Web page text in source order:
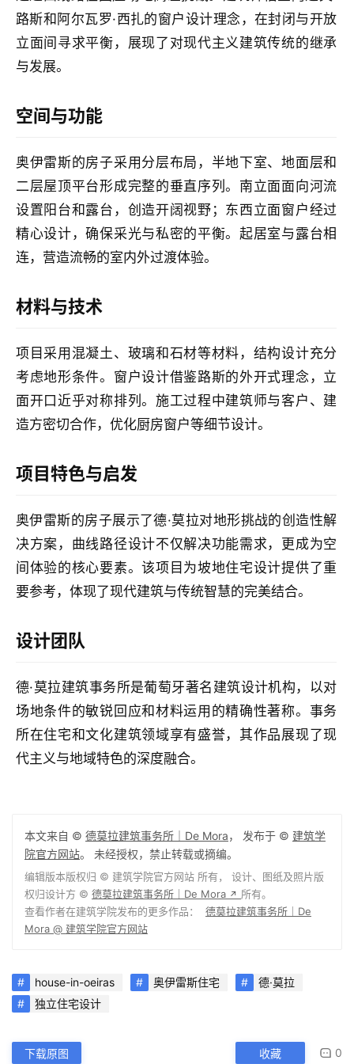
与
景
观
建
教
极
速
工
流
登录 注册
路斯和阿尔瓦罗·西扎的窗户设计理念，在封闭与开放
立面间寻求平衡，展现了对现代主义建筑传统的继承
与发展。
空间与功能
奥伊雷斯的房子采用分层布局，半地下室、地面层和
二层屋顶平台形成完整的垂直序列。南立面面向河流
设置阳台和露台，创造开阔视野；东西立面窗户经过
精心设计，确保采光与私密的平衡。起居室与露台相
连，营造流畅的室内外过渡体验。
材料与技术
项目采用混凝土、玻璃和石材等材料，结构设计充分
考虑地形条件。窗户设计借鉴路斯的外开式理念，立
面开口近乎对称排列。施工过程中建筑师与客户、建
造方密切合作，优化厨房窗户等细节设计。
项目特色与启发
奥伊雷斯的房子展示了德·莫拉对地形挑战的创造性解
决方案，曲线路径设计不仅解决功能需求，更成为空
间体验的核心要素。该项目为坡地住宅设计提供了重
要参考，体现了现代建筑与传统智慧的完美结合。
设计团队
德·莫拉建筑事务所是葡萄牙著名建筑设计机构，以对
场地条件的敏锐回应和材料运用的精确性著称。事务
所在住宅和文化建筑领域享有盛誉，其作品展现了现
代主义与地域特色的深度融合。
本文来自 © 德莫拉建筑事务所｜De Mora， 发布于 © 建筑学
院官方网站。 未经授权，禁止转载或摘编。
编辑版本版权归 © 建筑学院官方网站 所有， 设计、图纸及照片版
权归设计方 © 德莫拉建筑事务所｜De Mora ↗ 所有。
查看作者在建筑学院发布的更多作品： 德莫拉建筑事务所｜De
Mora @ 建筑学院官方网站
house-in-oeiras 奥伊雷斯住宅
德·莫拉
独立住宅设计
下载原图 收藏 0